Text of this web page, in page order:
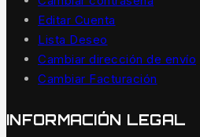
Editar Cuenta
Lista Deseo
Cambiar dirección de envío
Cambiar Facturación
INFORMACIÓN LEGAL